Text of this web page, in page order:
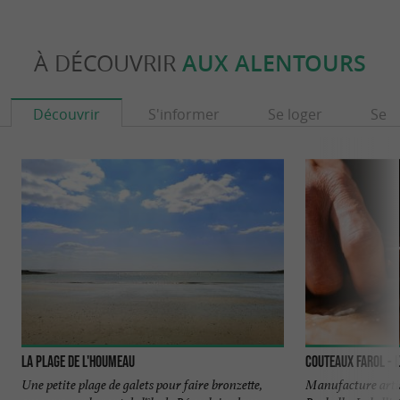
À DÉCOUVRIR AUX ALENTOURS
Découvrir S'informer Se loger Se
La Plage de l'Houmeau
Une petite plage de galets pour faire bronzette,
Couteaux Farol -
Manufacture